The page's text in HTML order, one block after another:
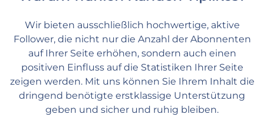
Wir bieten ausschließlich hochwertige, aktive
Follower, die nicht nur die Anzahl der Abonnenten
auf Ihrer Seite erhöhen, sondern auch einen
positiven Einfluss auf die Statistiken Ihrer Seite
zeigen werden. Mit uns können Sie Ihrem Inhalt die
dringend benötigte erstklassige Unterstützung
geben und sicher und ruhig bleiben.